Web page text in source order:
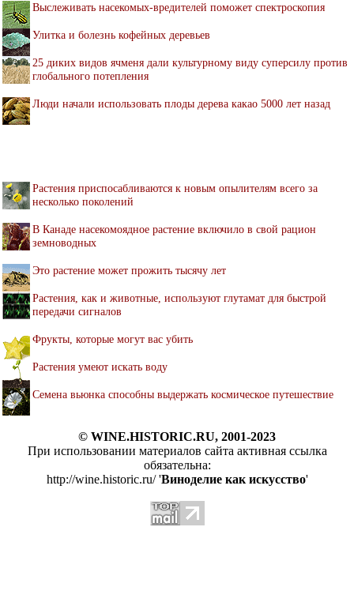
Выслеживать насекомых-вредителей поможет спектроскопия
Улитка и болезнь кофейных деревьев
25 диких видов ячменя дали культурному виду суперсилу против
глобального потепления
Люди начали использовать плоды дерева какао 5000 лет назад
Растения приспосабливаются к новым опылителям всего за
несколько поколений
В Канаде насекомоядное растение включило в свой рацион
земноводных
Это растение может прожить тысячу лет
Растения, как и животные, используют глутамат для быстрой
передачи сигналов
Фрукты, которые могут вас убить
Растения умеют искать воду
Семена вьюнка способны выдержать космическое путешествие
© WINE.HISTORIC.RU, 2001-2023
При использовании материалов сайта активная ссылка
обязательна:
http://wine.historic.ru/ 'Виноделие как искусство'